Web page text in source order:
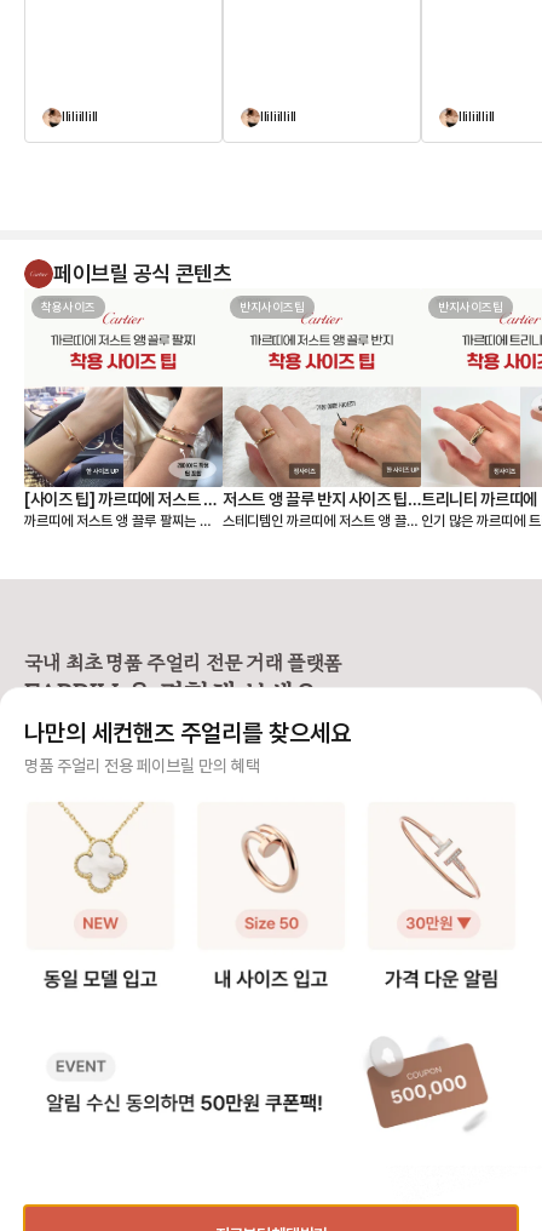
lliliillill lliliillill lliliillill
페이브릴 공식 콘텐츠
착용사이즈
[사이즈 팁] 까르띠에 저스트 앵
끌루 팔찌, 여리여리 핏은 이렇
까르띠에 저스트 앵 끌루 팔찌는 얇
손목에 밀착되는 디자인이라, 사이즈
씬 쉬워져요. • 어떤 모델을 살 것인
지 (스몰 or 클래식) • 레이어드까지
❶ 스몰(sm) 모델 얇고 손목을 가볍
게 감싸서 여리여리한 느낌을 주는
디자인으로 너무 헐거우면 특유의 라
는 정도가 좋습니다. ✔️ 내 손목 둘레
에서 한 사이즈 크게 선택을 추천해
요. 👉 예: 손목 둘레 14cm → 15
몰보다 두께감이 확실히 느껴지는 타
존재감 있는 팔찌를 찾는 분들이 선
꺼워 한 사이즈만 업하면 손목이 답
답해 보이거나, 시각적으로 꽉 끼어
6호 추천 [레이어드 착용 여부에 따
할 예정이라면 두 팔찌가 손목에서
반지사이즈팁
저스트 앵 끌루 반지 사이즈 팁,
착샷
스테디템인 까르띠에 저스트 앵 끌루
은 못을 굽혀 만든 형태가 특징이라
스테디셀러로 꾸준히 사랑받고 있어
요. [사이즈 선택 가이드] ❶ 한 사이
정사이즈로 착용하면 헤드 부분이 손
타이트하게 맞추면 못 머리 부분이
수에서 한 사이즈 업을 가장 많이 선
택합니다. 예: 평소 51호 착용 → 저
스트 앵 끌루 52호 추천 ❷ 손가락
컨디션 고려 🧐 손가락 굵기는 계절,
체온, 붓기에 따라 달라질 수 있어
지고, 오후에는 여유가 생기는 편이
면 전체적인 착용감이 더 편안해요.
❸ 사이즈 조정 범위는 ±1호 💍 저
즈 내외에서 조정하는 경우가 많아
요. 추후 리사이징을 고려한다면 구
매 전 조정 가능 범위를 확인하는 것
이 안전합니다. 💡 페이브릴 Tip) 못
머리 눌림 없이 편하고 예쁜 실루엣
반지사이즈팁
트리니티 까르띠에
팁, 착샷
인기 많은 까르띠에
우골드, 화이트골드,
맞물려 돌아가는 디
적으로 평소 사이즈와
즈를 가장 먼저 추천해요. 다만
락에 살이 있는 편이
하게 튀어나와 보일
예: 평소 49호 착용 👉 트리니
는 편이다 → 트리니
천 ❷ 손가락 컨디션 고려 손가락 굵
에 따라 사이즈를 결
여름보다는 겨울에
있어요 - 오전보다는
느껴질 수 있어요 ❸ 사이즈 조정 ±
1 사이즈 가능 트리니
국내 최초 명품 주얼리 전문 거래 플랫폼
FABRILL을 경험해 보세요.
사기 걱정 없는 안전 결제
니면 반환해 드려요.
주얼리 전문 이중 검수
주얼리 검수에 특화된 페이브릴 검수팀과 전문 감정사가 컨디션 및 정품 여부를 철저하고 꼼꼼하
게 확인해요.
주얼리 전문 지식을 토대로 사이즈, 가격대 등 주얼리를 거래하며 궁금할 수 있는 내용에 대한 밀
빠르고 확실한 물품 이동 과정
최적화된 검수 시스템으로 빠르고 효율적으로 물품이 이동될 뿐만 아니라, 이동 과정마다 알림톡
및 이미지로 확실하게 안내해 드려요.
나만의 세컨핸즈 주얼리를 찾으세요
명품 주얼리 전용 페이브릴 만의 혜택